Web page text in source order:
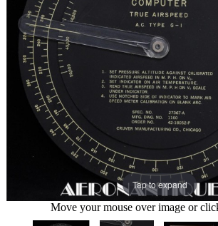
Tap to expand
Move your mouse over image or